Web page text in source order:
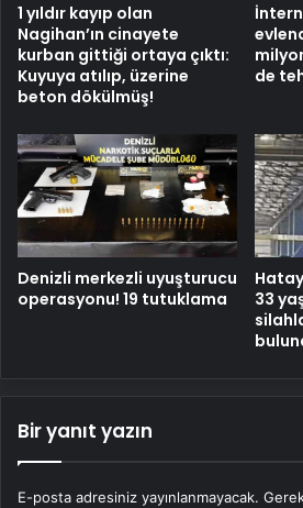
1 yıldır kayıp olan
Nagihan’ın cinayete
kurban gittiği ortaya çıktı:
Kuyuya atılıp, üzerine
beton dökülmüş!
de
Denizli merkezli uyuşturucu
operasyonu! 19 tutuklama
33
Bir yanıt yazın
E-posta adresiniz yayınlanmayacak.